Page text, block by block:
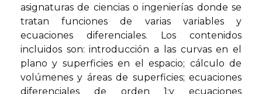
asignaturas de ciencias o ingenierías donde se
tratan funciones de varias variables y
ecuaciones diferenciales. Los contenidos
incluidos son: introducción a las curvas en el
plano y superficies en el espacio; cálculo de
volúmenes y áreas de superficies; ecuaciones
diferenciales de orden 1;y ecuaciones